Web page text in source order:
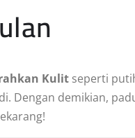
Kulit seperti
Dengan demikian,